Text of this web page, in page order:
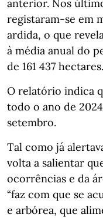
anterior. Nos
registaram-se em
ardida, o que
à média anual do
de 161 437 hectares.
O relatório indica
todo o ano de
setembro.
Tal como já
volta a salientar
ocorrências e da
“faz com que se
e arbórea, que